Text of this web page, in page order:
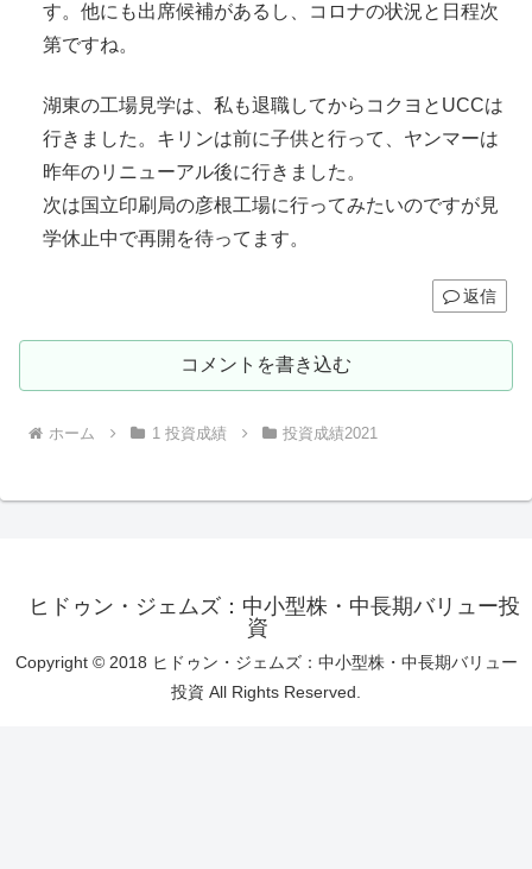
す。他にも出席候補があるし、コロナの状況と日程次
第ですね。
湖東の工場見学は、私も退職してからコクヨとUCCは
行きました。キリンは前に子供と行って、ヤンマーは
昨年のリニューアル後に行きました。
次は国立印刷局の彦根工場に行ってみたいのですが見
学休止中で再開を待ってます。
返信
コメントを書き込む
ホーム 1 投資成績 投資成績2021
ヒドゥン・ジェムズ：中小型株・中長期バリュー投
資
Copyright © 2018 ヒドゥン・ジェムズ：中小型株・中長期バリュー
投資 All Rights Reserved.